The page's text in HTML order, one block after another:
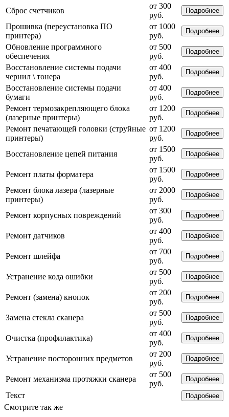
Сброс счетчиков
от 300
руб.
Подробнее
Прошивка (переустановка ПО
принтера)
от 1000
руб.
Подробнее
Обновление программного
обеспечения
от 500
руб.
Подробнее
Восстановление системы подачи
чернил \ тонера
от 400
руб.
Подробнее
Восстановление системы подачи
бумаги
от 400
руб.
Подробнее
Ремонт термозакрепляющего блока
(лазерные принтеры)
от 1200
руб.
Подробнее
Ремонт печатающей головки (струйные
принтеры)
от 1200
руб.
Подробнее
Восстановление цепей питания
от 1500
руб.
Подробнее
Ремонт платы форматера
от 1500
руб.
Подробнее
Ремонт блока лазера (лазерные
принтеры)
от 2000
руб.
Подробнее
Ремонт корпусных повреждений
от 300
руб.
Подробнее
Ремонт датчиков
от 400
руб.
Подробнее
Ремонт шлейфа
от 700
руб.
Подробнее
Устранение кода ошибки
от 500
руб.
Подробнее
Ремонт (замена) кнопок
от 200
руб.
Подробнее
Замена стекла сканера
от 500
руб.
Подробнее
Очистка (профилактика)
от 400
руб.
Подробнее
Устранение посторонних предметов
от 200
руб.
Подробнее
Ремонт механизма протяжки сканера
от 500
руб.
Подробнее
Текст Подробнее
Смотрите так же